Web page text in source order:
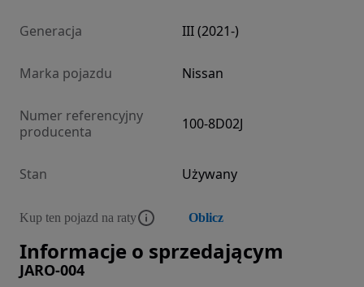
Generacja III (2021-)
Marka pojazdu Nissan
Numer referencyjny
producenta
100-8D02J
Stan Używany
Kup ten pojazd na raty Oblicz
Informacje o sprzedającym
JARO-004